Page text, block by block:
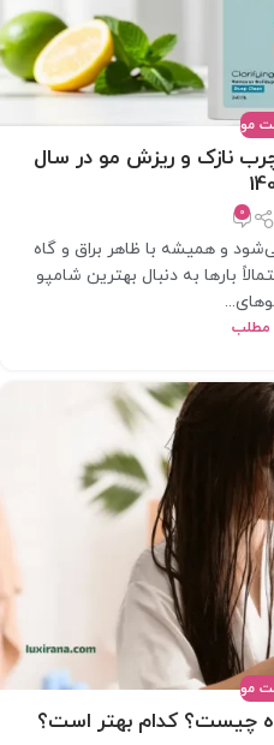
مو
نازک و ریزش مو در سال
0
و همیشه با ظاهر براق و گاه
بارها به دنبال بهترین شامپو
مطلب
مو
چیست؟ کدام بهتر است؟